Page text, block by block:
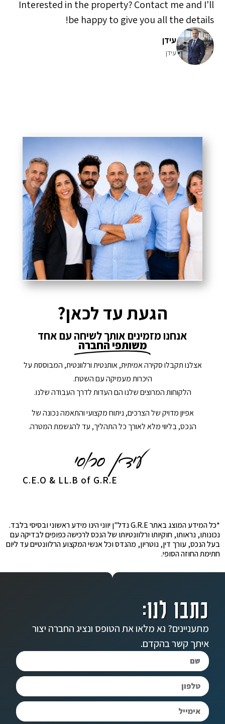
Interested in the property? Contact me and I'll
be happy to give you all the details!
עידן
עידן
הגעת עד לכאן?
אנחנו מזמינים אותך לשיחה עם אחד
משותפי החברה
אצלנו תקבלו סקירה אמיתית, אותנטית ורלוונטית, המבוססת על
היכרות מעמיקה עם השטח.
הלקוחות המרוצים שלנו הם העדות לדרך העבודה שלנו.
אפיון מדויק של הצרכים, ניתוח מקצועי והתאמה נכונה של
הנכס, בליווי מלא לאורך כל התהליך, עד להגשמת המטרה.
C.E.O & LL.B of G.R.E
*כל המידע המוצג באתר G.R.E נדל"ן יווני הינו מידע ראשוני ובסיסי בלבד.
נכונותו, נראותו, חוקיותו ורלוונטיותו של הנכס לרכישה כפופים לבדיקה עם
בעל הנכס, עורך דין, נוטריון, מהנדס וכל אנשי המקצוע הרלוונטיים עד ליום
חתימת החוזה הסופי.
כתבו לנו:
מתעניינים? נא מלאו את הטופס ונציג החברה יצור
איתך קשר בהקדם.